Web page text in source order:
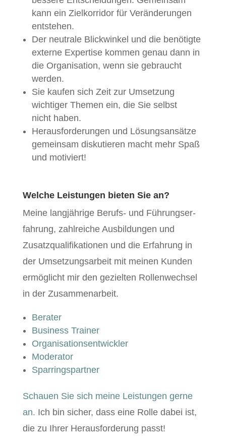
kann ein Zielko­r­ri­dor für Verän­derun­gen
entstehen.
Der neu­trale Blick­winkel und die benötigte
externe Exper­tise kom­men genau dann in
die Organ­i­sa­tion, wenn sie gebraucht
werden.
Sie kaufen sich Zeit zur Umset­zung
wichtiger The­men ein, die Sie selb­st
nicht haben.
Her­aus­forderun­gen und Lösungsan­sätze
gemein­sam disku­tieren macht mehr Spaß
und motiviert!
Welche Leistungen bieten Sie an?
Meine langjährige Berufs- und Führungser­
fahrung, zahlre­iche Aus­bil­dun­gen und
Zusatzqual­i­fika­tio­nen und die Erfahrung in
der Umset­zungsar­beit mit meinen Kun­den
ermöglicht mir den geziel­ten Rol­len­wech­sel
in der Zusammenarbeit.
Berater
Busi­ness Trainer
Organ­i­sa­tion­sen­twick­ler
Mod­er­a­tor
Spar­ringspart­ner
Schauen Sie sich meine Leis­tun­gen gerne
an. Ich bin sich­er, dass eine Rolle dabei ist,
die zu Ihrer Her­aus­forderung passt!